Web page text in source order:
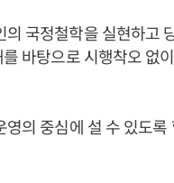
국정철학을 실현하고
바탕으로 시행착오 없
의 중심에 설 수 있도록